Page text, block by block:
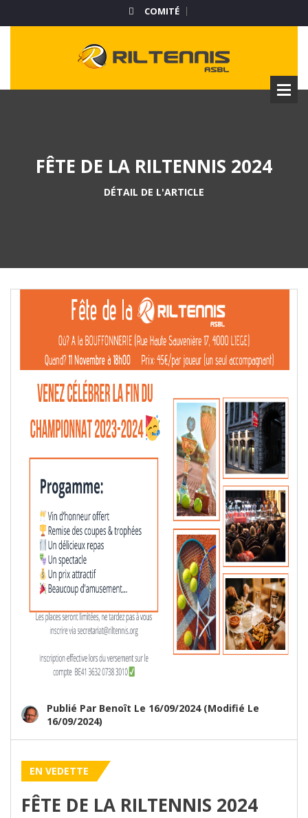
COMITÉ
FÊTE DE LA RILTENNIS 2024
DÉTAIL DE L'ARTICLE
Publié Par Benoît Le 16/09/2024 (modifié Le
16/09/2024)
EN VEDETTE
FÊTE DE LA RILTENNIS 2024